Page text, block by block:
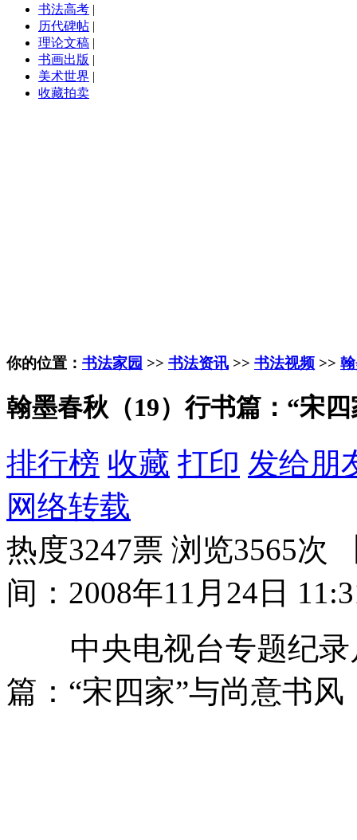
书法高考 |
历代碑帖 |
理论文稿 |
书画出版 |
美术世界 |
收藏拍卖
你的位置： 书法家园 >> 书法资讯 >> 书法视频 >>
翰墨春秋（19）行书篇：“宋
排行榜 收藏 打印 发给朋
网络转载
热度3247票 浏览3565次
间：2008年11月24日
中央电视台专题纪录
篇：“宋四家”与尚意书风